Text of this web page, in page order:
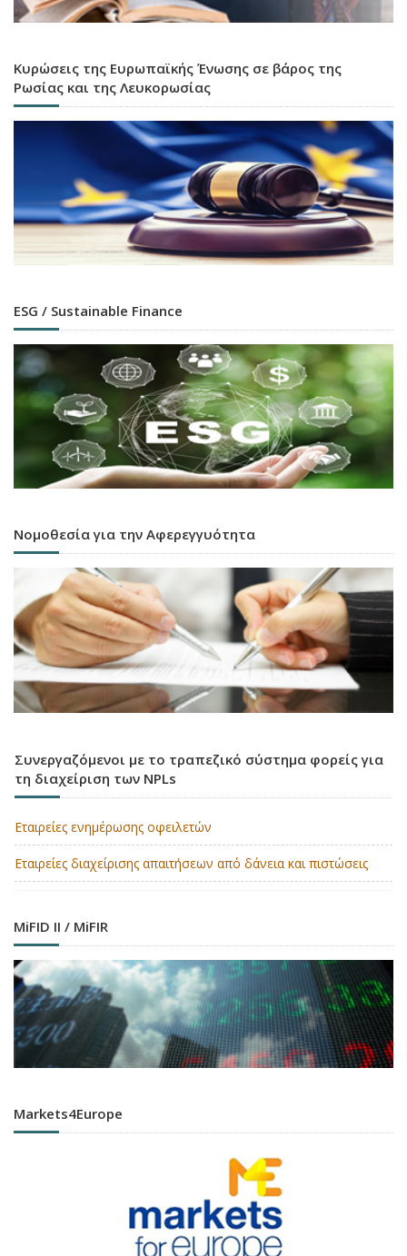
Κυρώσεις της Ευρωπαϊκής Ένωσης σε βάρος της
Ρωσίας και της Λευκορωσίας
ESG / Sustainable Finance
Νομοθεσία για την Αφερεγγυότητα
Συνεργαζόμενοι με το τραπεζικό σύστημα φορείς για
τη διαχείριση των NPLs
Εταιρείες ενημέρωσης οφειλετών
Εταιρείες διαχείρισης απαιτήσεων από δάνεια και πιστώσεις
MiFID II / MiFIR
Markets4Europe